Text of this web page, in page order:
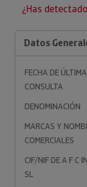
¿Has
Datos
FECHA DE ÚLTIMA
CONSULTA
DENOMINACIÓN
MARCAS Y
COMERCIALES
CIF/NIF DE A F C
SL